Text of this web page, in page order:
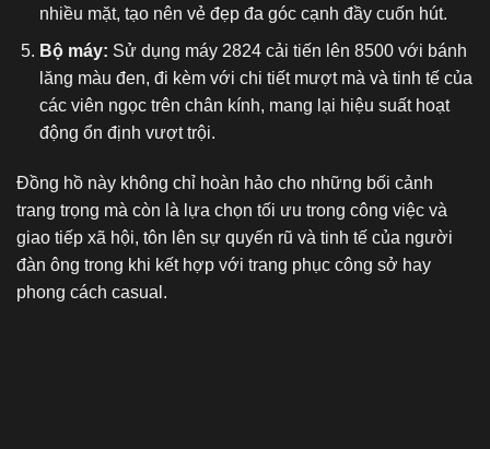
nhiều mặt, tạo nên vẻ đẹp đa góc cạnh đầy cuốn hút.
Bộ máy: Sử dụng máy 2824 cải tiến lên 8500 với bánh
lăng màu đen, đi kèm với chi tiết mượt mà và tinh tế của
các viên ngọc trên chân kính, mang lại hiệu suất hoạt
động ổn định vượt trội.
Đồng hồ này không chỉ hoàn hảo cho những bối cảnh
trang trọng mà còn là lựa chọn tối ưu trong công việc và
giao tiếp xã hội, tôn lên sự quyến rũ và tinh tế của người
đàn ông trong khi kết hợp với trang phục công sở hay
phong cách casual.